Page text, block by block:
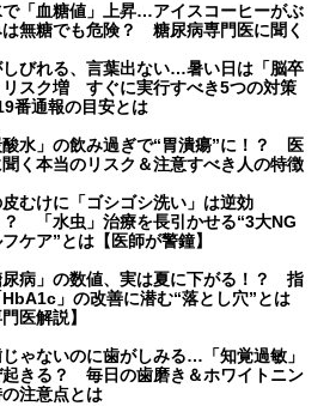
で「血糖値」上昇…アイスコーヒーがぶ
は無糖でも危険？ 糖尿病専門医に聞く
しびれる、言葉出ない…暑い日は「脳卒
リスク増 すぐに実行すべき5つの対策
番通報の目安とは
酸水」の飲み過ぎで“胃潰瘍”に！？ 医
く本当のリスク＆注意すべき人の特徴
皮むけに「ゴシゴシ洗い」は逆効
？ 「水虫」治療を長引かせる“3大NG
ケア”とは【医師が警鐘】
尿病」の数値、実は夏に下がる！？ 指
」の改善に潜む“落とし穴”とは
門医解説】
ゃないのに歯がしみる…「知覚過敏」
起きる？ 毎日の歯磨き＆ホワイトニン
注意点とは